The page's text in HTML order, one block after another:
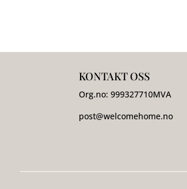
KONTAKT OSS
Org.no:999327710MVA
post@welcomehome.no